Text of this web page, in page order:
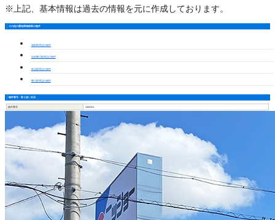
※上記、基本情報は過去の情報を元に作成しております。
その他の愛知県海部郡の物件
海部郡周辺の物件
近鉄蟹江駅周辺の物件
富吉駅周辺の物件
蟹江駅周辺の物件
物件番号・取り扱い支店
物件番号 3202231